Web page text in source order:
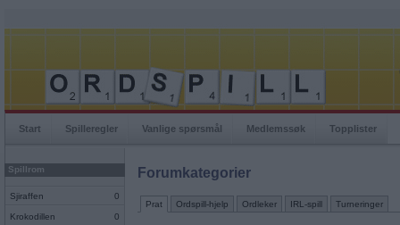
Start Spilleregler Vanlige spørsmål Medlemssøk Topplister
Spillrom
Sjiraffen 0
Krokodillen
0
Forumkategorier
Prat Ordspill-hjelp Ordleker IRL-spill Turneringer